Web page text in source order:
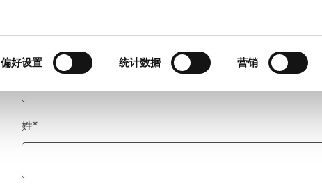
偏好设置 统计数据 营销
姓*